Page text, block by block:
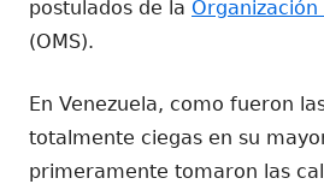
postulados de la
(OMS).
En Venezuela, como fueron
totalmente ciegas en su
primeramente tomaron las